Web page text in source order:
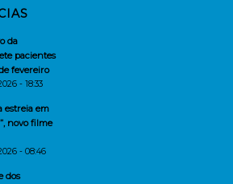
da
pacientes
fevereiro
- 18:33
estreia em
novo filme
- 08:46
dos